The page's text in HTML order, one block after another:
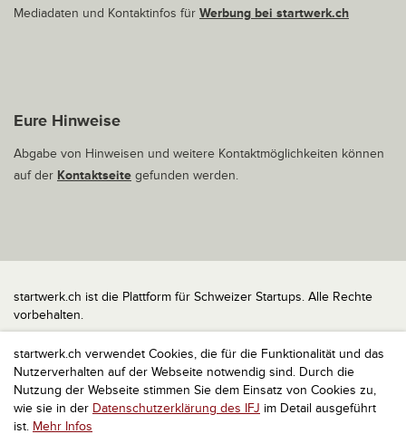
startwerk.ch verwendet Cookies, die für die Funktionalität und das
Nutzerverhalten auf der Webseite notwendig sind. Durch die
Nutzung der Webseite stimmen Sie dem Einsatz von Cookies zu,
wie sie in der Datenschutzerklärung des IFJ im Detail ausgeführt
ist. Mehr Infos
Mediadaten und Kontaktinfos für Werbung bei startwerk.ch
Eure Hinweise
Abgabe von Hinweisen und weitere Kontaktmöglichkeiten können
auf der Kontaktseite gefunden werden.
startwerk.ch ist die Plattform für Schweizer Startups. Alle Rechte
vorbehalten.
Impressum
Kontakt
nach oben